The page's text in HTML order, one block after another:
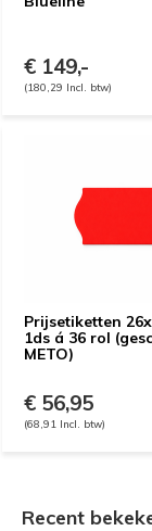
€ 149,-
(180,29 Incl. btw)
Prijsetiketten
1ds á 36 rol
METO)
€ 56,95
(68,91 Incl. btw)
Recent